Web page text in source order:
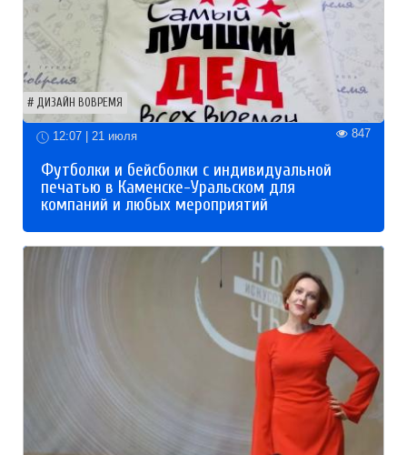
ДИЗАЙН ВОВРЕМЯ
12:07 | 21 июля 847
Футболки и бейсболки с индивидуальной
печатью в Каменске-Уральском для
компаний и любых мероприятий